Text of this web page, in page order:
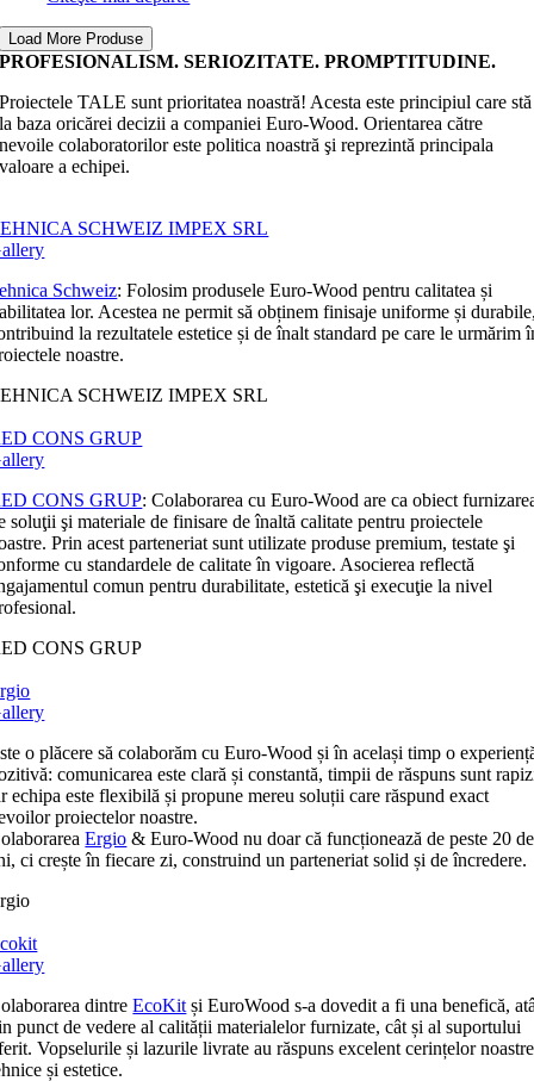
Load More Produse
PROFESIONALISM. SERIOZITATE. PROMPTITUDINE.
Proiectele TALE sunt prioritatea noastră! Acesta este principiul care stă
la baza oricărei decizii a companiei Euro-Wood. Orientarea către
nevoile colaboratorilor este politica noastră şi reprezintă principala
valoare a echipei.
SCHWEIZ IMPEX SRL
Schweiz: Folosim produsele Euro-Wood pentru calitatea și
lor. Acestea ne permit să obținem finisaje uniforme și
la rezultatele estetice și de înalt standard pe care le urmărim
noastre.
SCHWEIZ IMPEX SRL
CONS GRUP
CONS GRUP: Colaborarea cu Euro-Wood are ca obiect
soluţii şi materiale de finisare de înaltă calitate pentru proiectele
Prin acest parteneriat sunt utilizate produse premium, testate şi
cu standardele de calitate în vigoare. Asocierea reflectă
comun pentru durabilitate, estetică şi execuţie la nivel
CONS GRUP
o plăcere să colaborăm cu Euro-Wood și în același timp o
comunicarea este clară și constantă, timpii de răspuns sunt
echipa este flexibilă și propune mereu soluții care răspund exact
proiectelor noastre.
Ergio & Euro-Wood nu doar că funcționează de peste 20 de
ci crește în fiecare zi, construind un parteneriat solid și de încredere.
dintreEcoKit și EuroWood s-a dovedit a fi una benefică,
punct de vedere al calității materialelor furnizate, cât și al suportului
Vopselurile și lazurile livrate au răspuns excelent cerințelor noastre
și estetice.